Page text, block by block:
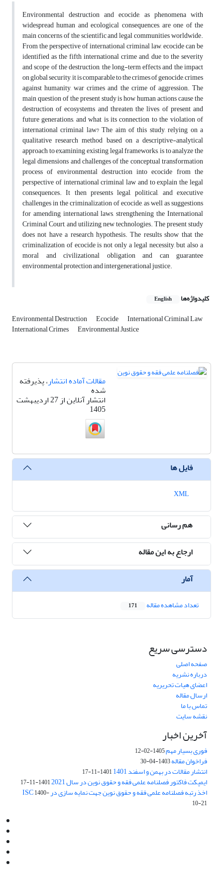
Environmental destruction and ecocide, as phenomena with
widespread human and ecological consequences, are one of the
main concerns of the scientific and legal communities worldwide.
From the perspective of international criminal law, ecocide can be
identified as the fifth international crime and, due to the severity
and scope of the destruction, the long-term effects and the impact
on global security, it is comparable to the crimes of genocide, crimes
against humanity, war crimes and the crime of aggression. The
main question of the present study is how human actions cause the
destruction of ecosystems and threaten the lives of present and
future generations, and what is its connection to the violation of
international criminal law? The aim of this study, relying on a
qualitative research method based on a descriptive-analytical
approach to examining existing legal frameworks, is to analyze the
legal dimensions and challenges of the conceptual transformation
process of environmental destruction into ecocide from the
perspective of international criminal law and to explain the legal
consequences. It then presents legal, political, and executive
challenges in the criminalization of ecocide, as well as suggestions
for amending international laws, strengthening the International
Criminal Court, and utilizing new technologies. The present study
does not have a research hypothesis. The results show that the
criminalization of ecocide is not only a legal necessity, but also a
moral and civilizational obligation and can guarantee
environmental protection and intergenerational justice.
کلیدواژه‌ها English
Environmental Destruction Ecocide International Criminal Law
International Crimes Environmental Justice
مقالات آماده انتشار، پذیرفته
شده
انتشار آنلاین از 27 اردیبهشت
1405
فایل ها
هم رسانی
ارجاع به این مقاله
آمار
تعداد مشاهده مقاله 171
دسترسی سریع
صفحه اصلی
درباره نشریه
اعضای هیات تحریریه
ارسال مقاله
تماس با ما
نقشه سایت
آخرین اخبار
فوری بسیار مهم1405-02-12
فراخوان مقاله1403-04-30
انتشار مقالات در بهمن و اسفند 1401 1401-11-17
ایمپکت فاکتور فصلنامه علمی فقه و حقوق نوین در سال 2021 1401-11-17
اخذ رتبه فصلنامه علمی فقه و حقوق نوین جهت نمایه سازی در ISC1400-
10-21